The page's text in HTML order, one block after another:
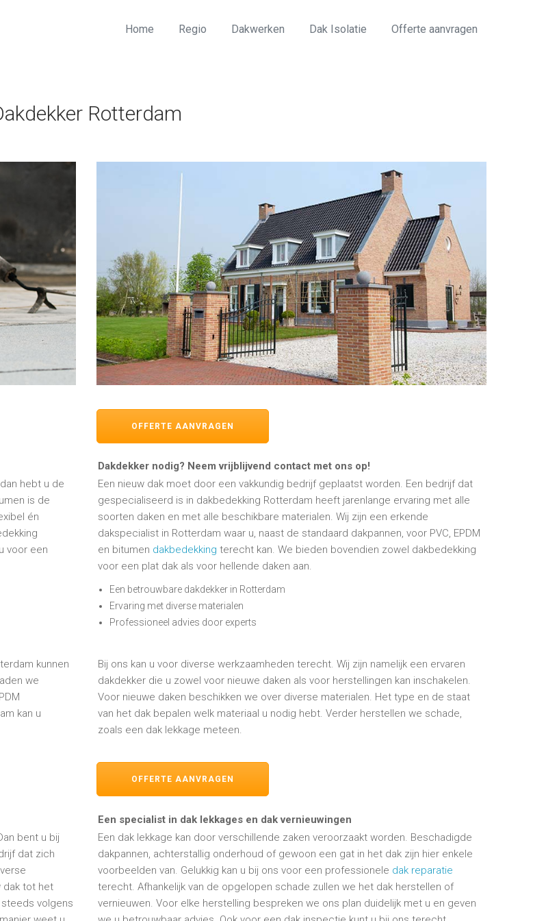
Home Regio Dakwerken Dak Isolatie Offerte aanvragen
Rotterdam
hebt u de
is de
én
voor een
kunnen
we
kan u
bent u bij
dat zich
dak tot het
volgens
OFFERTE AANVRAGEN
Dakdekker nodig? Neem vrijblijvend contact met ons op!
Een nieuw dak moet door een vakkundig bedrijf geplaatst worden. Een bedrijf dat
gespecialiseerd is in dakbedekking Rotterdam heeft jarenlange ervaring met alle
soorten daken en met alle beschikbare materialen. Wij zijn een erkende
dakspecialist in Rotterdam waar u, naast de standaard dakpannen, voor PVC, EPDM
en bitumen dakbedekking terecht kan. We bieden bovendien zowel dakbedekking
voor een plat dak als voor hellende daken aan.
Een betrouwbare dakdekker in Rotterdam
Ervaring met diverse materialen
Professioneel advies door experts
Bij ons kan u voor diverse werkzaamheden terecht. Wij zijn namelijk een ervaren
dakdekker die u zowel voor nieuwe daken als voor herstellingen kan inschakelen.
Voor nieuwe daken beschikken we over diverse materialen. Het type en de staat
van het dak bepalen welk materiaal u nodig hebt. Verder herstellen we schade,
zoals een dak lekkage meteen.
OFFERTE AANVRAGEN
Een specialist in dak lekkages en dak vernieuwingen
Een dak lekkage kan door verschillende zaken veroorzaakt worden. Beschadigde
dakpannen, achterstallig onderhoud of gewoon een gat in het dak zijn hier enkele
voorbeelden van. Gelukkig kan u bij ons voor een professionele dak reparatie
terecht. Afhankelijk van de opgelopen schade zullen we het dak herstellen of
vernieuwen. Voor elke herstelling bespreken we ons plan duidelijk met u en geven